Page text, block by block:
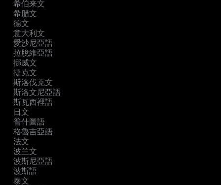
希伯来文
希腊文
德文
意大利文
愛沙尼亞語
拉脫維亞語
挪威文
捷克文
斯洛伐克文
斯洛文尼亞語
斯瓦西裡語
日文
普什圖語
格魯吉亞語
法文
波兰文
波斯尼亞語
波斯語
泰文